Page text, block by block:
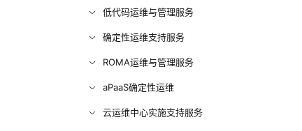
低代码运维与管理服务
确定性运维支持服务
ROMA运维与管理服务
aPaaS确定性运维
云运维中心实施支持服务